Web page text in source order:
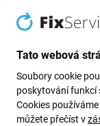
koupit zde.
Kvalita:
Aftermarket je
specifikací a
Tato webová
Soubory cookie
poskytování funkcí
Cookies
můžete přečíst v